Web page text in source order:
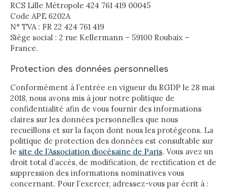
RCS Lille Métropole 424 761 419 00045
Code APE 6202A
N° TVA : FR 22 424 761 419
Siège social : 2 rue Kellermann – 59100 Roubaix –
France.
Protection des données personnelles
Conformément à l’entrée en vigueur du RGDP le 28 mai
2018, nous avons mis à jour notre politique de
confidentialité afin de vous fournir des informations
claires sur les données personnelles que nous
recueillons et sur la façon dont nous les protégeons. La
politique de protection des données est consultable sur
le site de l’Association diocésaine de Paris. Vous avez un
droit total d’accès, de modification, de rectification et de
suppression des informations nominatives vous
concernant. Pour l’exercer, adressez-vous par écrit à :